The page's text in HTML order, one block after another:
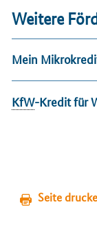
Weitere
Mein
KfW-Kredit für
Seite